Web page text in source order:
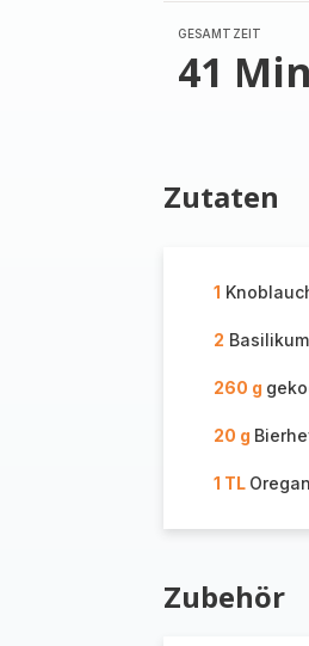
GESAMTZEIT
41
Zutaten
1
2
260 g
20 g
1 TL
Zubehör